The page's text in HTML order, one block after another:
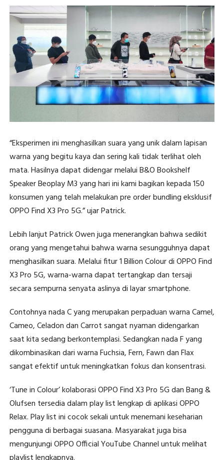
“Eksperimen ini menghasilkan suara yang unik dalam lapisan
warna yang begitu kaya dan sering kali tidak terlihat oleh
mata. Hasilnya dapat didengar melalui B&O Bookshelf
Speaker Beoplay M3 yang hari ini kami bagikan kepada 150
konsumen yang telah melakukan pre order bundling eksklusif
OPPO Find X3 Pro 5G.” ujar Patrick.
Lebih lanjut Patrick Owen juga menerangkan bahwa sedikit
orang yang mengetahui bahwa warna sesungguhnya dapat
menghasilkan suara. Melalui fitur 1 Billion Colour di OPPO Find
X3 Pro 5G, warna-warna dapat tertangkap dan tersaji
secara sempurna senyata aslinya di layar smartphone.
Contohnya nada C yang merupakan perpaduan warna Camel,
Cameo, Celadon dan Carrot sangat nyaman didengarkan
saat kita sedang berkontemplasi. Sedangkan nada F yang
dikombinasikan dari warna Fuchsia, Fern, Fawn dan Flax
sangat efektif untuk meningkatkan fokus dan konsentrasi.
‘Tune in Colour’ kolaborasi OPPO Find X3 Pro 5G dan Bang &
Olufsen tersedia dalam play list lengkap di aplikasi OPPO
Relax. Play list ini cocok sekali untuk menemani keseharian
pengguna di berbagai suasana. Masyarakat juga bisa
mengunjungi OPPO Official YouTube Channel untuk melihat